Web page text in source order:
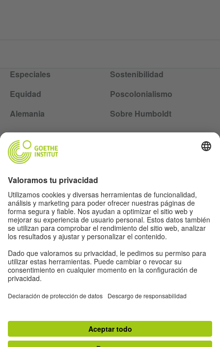
Especiales
Sostenibilidad
Equidad
Poscolonialismo
Alemania
Sobre Humboldt
Aviso legal
Protección de datos
Condiciones de uso
Proteção de dados
Siga la revista Humboldt en las redes sociales
Otras publicaciones del Goethe-Institut
Gegenüber
Ruya